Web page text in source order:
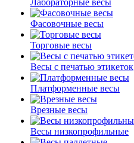
Лабораторные весы
Фасовочные весы
Торговые весы
Весы с печатью этикеток
Платформенные весы
Врезные весы
Весы низкопрофильные